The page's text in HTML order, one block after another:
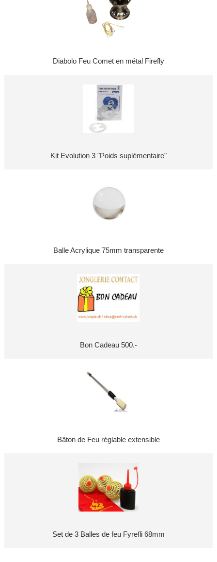
Diabolo Feu Comet en métal Firefly
Kit Evolution 3 "Poids suplémentaire"
Balle Acrylique 75mm transparente
Bon Cadeau 500.-
Bâton de Feu réglable extensible
Set de 3 Balles de feu Fyrefli 68mm